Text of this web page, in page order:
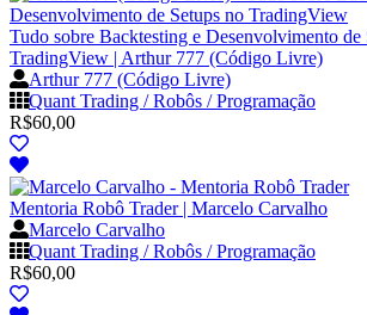
Tudo sobre Backtesting e Desenvolvimento de
TradingView | Arthur 777 (Código Livre)
Arthur 777 (Código Livre)
Quant Trading / Robôs / Programação
R$60,00
Mentoria Robô Trader | Marcelo Carvalho
Marcelo Carvalho
Quant Trading / Robôs / Programação
R$60,00